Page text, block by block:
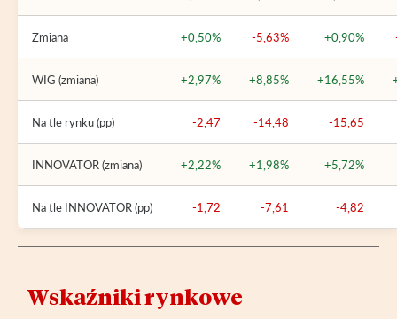
Zmiana +0,50% -5,63% +0,90%
WIG (zmiana) +2,97% +8,85% +16,55%
Na tle rynku (pp) -2,47 -14,48 -15,65
INNOVATOR (zmiana) +2,22% +1,98% +5,72%
Na tle INNOVATOR (pp) -1,72 -7,61 -4,82
Wskaźniki rynkowe